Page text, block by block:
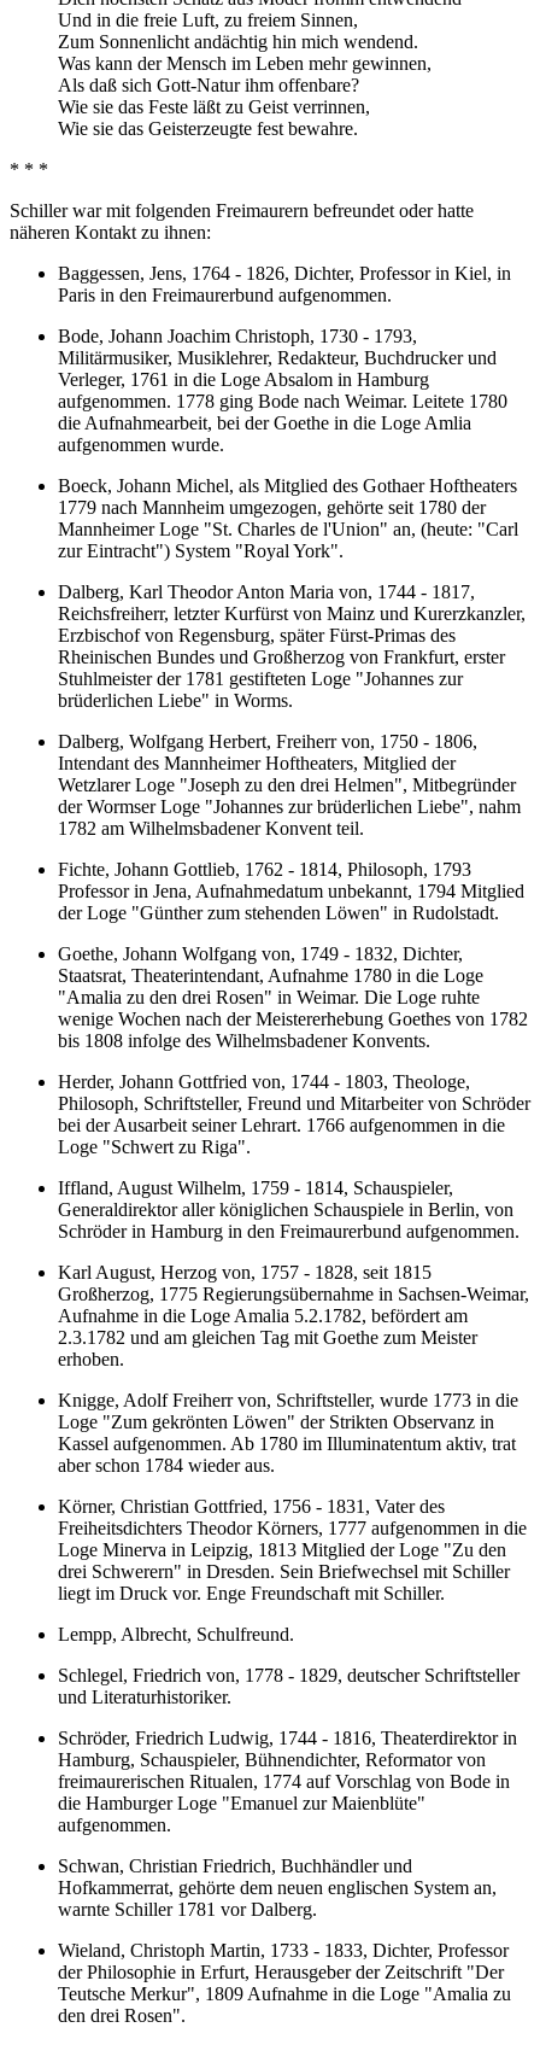
Und in die freie Luft, zu freiem Sinnen,
Zum Sonnenlicht andächtig hin mich wendend.
Was kann der Mensch im Leben mehr gewinnen,
Als daß sich Gott-Natur ihm offenbare?
Wie sie das Feste läßt zu Geist verrinnen,
Wie sie das Geisterzeugte fest bewahre.
* * *
Schiller war mit folgenden Freimaurern befreundet oder hatte
näheren Kontakt zu ihnen:
Baggessen, Jens, 1764 - 1826, Dichter, Professor in Kiel, in
Paris in den Freimaurerbund aufgenommen.
Bode, Johann Joachim Christoph, 1730 - 1793,
Militärmusiker, Musiklehrer, Redakteur, Buchdrucker und
Verleger, 1761 in die Loge Absalom in Hamburg
aufgenommen. 1778 ging Bode nach Weimar. Leitete 1780
die Aufnahmearbeit, bei der Goethe in die Loge Amlia
aufgenommen wurde.
Boeck, Johann Michel, als Mitglied des Gothaer Hoftheaters
1779 nach Mannheim umgezogen, gehörte seit 1780 der
Mannheimer Loge "St. Charles de l'Union" an, (heute: "Carl
zur Eintracht") System "Royal York".
Dalberg, Karl Theodor Anton Maria von, 1744 - 1817,
Reichsfreiherr, letzter Kurfürst von Mainz und Kurerzkanzler,
Erzbischof von Regensburg, später Fürst-Primas des
Rheinischen Bundes und Großherzog von Frankfurt, erster
Stuhlmeister der 1781 gestifteten Loge "Johannes zur
brüderlichen Liebe" in Worms.
Dalberg, Wolfgang Herbert, Freiherr von, 1750 - 1806,
Intendant des Mannheimer Hoftheaters, Mitglied der
Wetzlarer Loge "Joseph zu den drei Helmen", Mitbegründer
der Wormser Loge "Johannes zur brüderlichen Liebe", nahm
1782 am Wilhelmsbadener Konvent teil.
Fichte, Johann Gottlieb, 1762 - 1814, Philosoph, 1793
Professor in Jena, Aufnahmedatum unbekannt, 1794 Mitglied
der Loge "Günther zum stehenden Löwen" in Rudolstadt.
Goethe, Johann Wolfgang von, 1749 - 1832, Dichter,
Staatsrat, Theaterintendant, Aufnahme 1780 in die Loge
"Amalia zu den drei Rosen" in Weimar. Die Loge ruhte
wenige Wochen nach der Meistererhebung Goethes von 1782
bis 1808 infolge des Wilhelmsbadener Konvents.
Herder, Johann Gottfried von, 1744 - 1803, Theologe,
Philosoph, Schriftsteller, Freund und Mitarbeiter von Schröder
bei der Ausarbeit seiner Lehrart. 1766 aufgenommen in die
Loge "Schwert zu Riga".
Iffland, August Wilhelm, 1759 - 1814, Schauspieler,
Generaldirektor aller königlichen Schauspiele in Berlin, von
Schröder in Hamburg in den Freimaurerbund aufgenommen.
Karl August, Herzog von, 1757 - 1828, seit 1815
Großherzog, 1775 Regierungsübernahme in Sachsen-Weimar,
Aufnahme in die Loge Amalia 5.2.1782, befördert am
2.3.1782 und am gleichen Tag mit Goethe zum Meister
erhoben.
Knigge, Adolf Freiherr von, Schriftsteller, wurde 1773 in die
Loge "Zum gekrönten Löwen" der Strikten Observanz in
Kassel aufgenommen. Ab 1780 im Illuminatentum aktiv, trat
aber schon 1784 wieder aus.
Körner, Christian Gottfried, 1756 - 1831, Vater des
Freiheitsdichters Theodor Körners, 1777 aufgenommen in die
Loge Minerva in Leipzig, 1813 Mitglied der Loge "Zu den
drei Schwerern" in Dresden. Sein Briefwechsel mit Schiller
liegt im Druck vor. Enge Freundschaft mit Schiller.
Lempp, Albrecht, Schulfreund.
Schlegel, Friedrich von, 1778 - 1829, deutscher Schriftsteller
und Literaturhistoriker.
Schröder, Friedrich Ludwig, 1744 - 1816, Theaterdirektor in
Hamburg, Schauspieler, Bühnendichter, Reformator von
freimaurerischen Ritualen, 1774 auf Vorschlag von Bode in
die Hamburger Loge "Emanuel zur Maienblüte"
aufgenommen.
Schwan, Christian Friedrich, Buchhändler und
Hofkammerrat, gehörte dem neuen englischen System an,
warnte Schiller 1781 vor Dalberg.
Wieland, Christoph Martin, 1733 - 1833, Dichter, Professor
der Philosophie in Erfurt, Herausgeber der Zeitschrift "Der
Teutsche Merkur", 1809 Aufnahme in die Loge "Amalia zu
den drei Rosen".